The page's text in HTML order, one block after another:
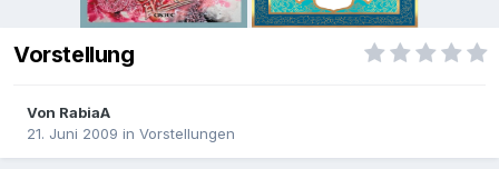
Vorstellung
Von RabiaA
21. Juni 2009 in Vorstellungen